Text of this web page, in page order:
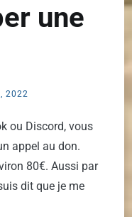
une
2022
ou Discord, vous
appel au don.
80€. Aussi par
dit que je me